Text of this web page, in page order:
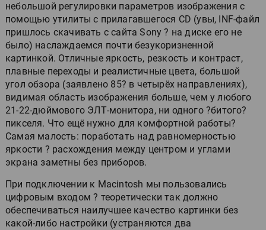
небольшой регулировки параметров изображения с
помощью утилиты с прилагавшегося CD (увы, INF-файл
пришлось скачивать с сайта Sony ? на диске его не
было) наслаждаемся почти безукоризненной
картинкой. Отличные яркость, резкость и контраст,
плавные переходы и реалистичные цвета, большой
угол обзора (заявлено 85? в четырёх направлениях),
видимая область изображения больше, чем у любого
21-22-дюймового ЭЛТ-монитора, ни одного ?битого?
пикселя. Что ещё нужно для комфортной работы?
Самая малость: поработать над равномерностью
яркости ? расхождения между центром и углами
экрана заметны без приборов.
При подключении к Macintosh мы пользовались
цифровым входом ? теоретически так должно
обеспечиваться наилучшее качество картинки без
какой-либо настройки (устраняются два